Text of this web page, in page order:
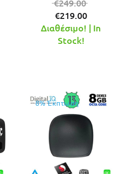
€249.00
was:
€219.00
τρέχουσα
Διαθέσιμο! | In
Stock!
8% Έκπτωση